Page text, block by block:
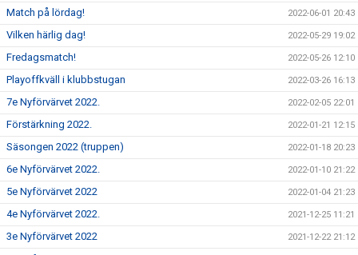
Match på lördag! 2022-06-01 20:43
Vilken härlig dag! 2022-05-29 19:02
Fredagsmatch! 2022-05-26 12:10
Playoffkväll i klubbstugan 2022-03-26 16:13
7e Nyförvärvet 2022. 2022-02-05 22:01
Förstärkning 2022. 2022-01-21 12:15
Säsongen 2022 (truppen) 2022-01-18 20:23
6e Nyförvärvet 2022. 2022-01-10 21:22
5e Nyförvärvet 2022 2022-01-04 21:23
4e Nyförvärvet 2022. 2021-12-25 11:21
3e Nyförvärvet 2022 2021-12-22 21:12